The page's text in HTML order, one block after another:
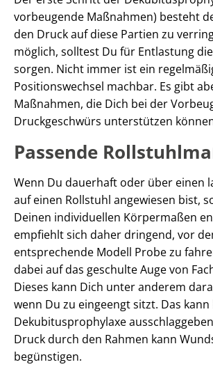
vorbeugende Maßnahmen) besteht
den Druck auf diese Partien zu
möglich, solltest Du für Entlastung
sorgen. Nicht immer ist ein
Positionswechsel machbar. Es gibt
Maßnahmen, die Dich bei der
Druckgeschwürs unterstützen
Passende
Wenn Du dauerhaft oder über einen
auf einen Rollstuhl angewiesen bist,
Deinen individuellen Körpermaßen
empfiehlt sich daher dringend, vor
entsprechende Modell Probe zu
dabei auf das geschulte Auge von
Dieses kann Dich unter anderem
wenn Du zu eingeengt sitzt. Das
Dekubitusprophylaxe
Druck durch den Rahmen kann
begünstigen.